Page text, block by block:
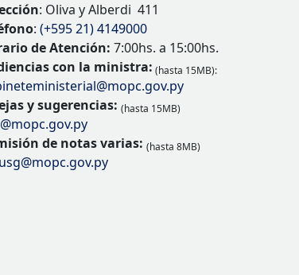
: Oliva y Alberdi 411
: (+595 21) 4149000
de Atención: 7:00hs. a 15:00hs.
con la ministra: (hasta 15MB):
y sugerencias: (hasta 15MB)
de notas varias: (hasta 8MB)